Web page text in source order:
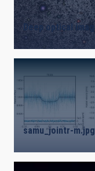
Deep optical
samu_jointr-m.jpg